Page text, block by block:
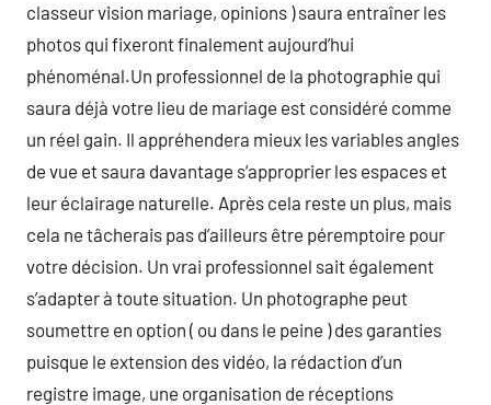
classeur vision mariage, opinions ) saura entraîner les
photos qui fixeront finalement aujourd’hui
phénoménal.Un professionnel de la photographie qui
saura déjà votre lieu de mariage est considéré comme
un réel gain. Il appréhendera mieux les variables angles
de vue et saura davantage s’approprier les espaces et
leur éclairage naturelle. Après cela reste un plus, mais
cela ne tâcherais pas d’ailleurs être péremptoire pour
votre décision. Un vrai professionnel sait également
s’adapter à toute situation. Un photographe peut
soumettre en option ( ou dans le peine ) des garanties
puisque le extension des vidéo, la rédaction d’un
registre image, une organisation de réceptions